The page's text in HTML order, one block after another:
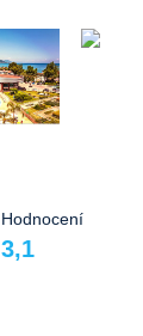
Hodnocení
3,1